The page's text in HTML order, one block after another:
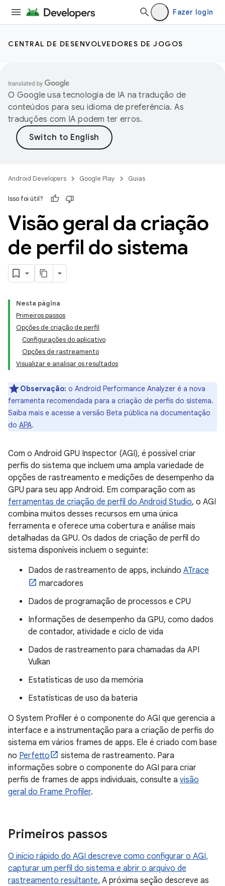
Fazer login
CENTRAL DE DESENVOLVEDORES DE JOGOS
O Google usa tecnologia de IA na tradução de
conteúdos para seu idioma de preferência. As
traduções com IA podem ter erros.
Android Developers Google Play Guias
Isso foi útil?
Visão geral da criação
de perfil do sistema
Nesta página
Primeiros passos
Opções de criação de perfil
Configurações do aplicativo
Opções de rastreamento
Visualizar e analisar os resultados
Observação: o Android Performance Analyzer é a nova
ferramenta recomendada para a criação de perfis do sistema.
Saiba mais e acesse a versão Beta pública na documentação
do APA.
Com o Android GPU Inspector (AGI), é possível criar
perfis do sistema que incluem uma ampla variedade de
opções de rastreamento e medições de desempenho da
GPU para seu app Android. Em comparação com as
ferramentas de criação de perfil do Android Studio, o AGI
combina muitos desses recursos em uma única
ferramenta e oferece uma cobertura e análise mais
detalhadas da GPU. Os dados de criação de perfil do
sistema disponíveis incluem o seguinte:
Dados de rastreamento de apps, incluindo ATrace
marcadores
Dados de programação de processos e CPU
Informações de desempenho da GPU, como dados
de contador, atividade e ciclo de vida
Dados de rastreamento para chamadas da API
Vulkan
Estatísticas de uso da memória
Estatísticas de uso da bateria
O System Profiler é o componente do AGI que gerencia a
interface e a instrumentação para a criação de perfis do
sistema em vários frames de apps. Ele é criado com base
no Perfetto
sistema de rastreamento. Para
informações sobre o componente do AGI para criar
perfis de frames de apps individuais, consulte a visão
geral do Frame Profiler.
Primeiros passos
O início rápido do AGI descreve como configurar o AGI,
capturar um perfil do sistema e abrir o arquivo de
rastreamento resultante. A próxima seção descreve as